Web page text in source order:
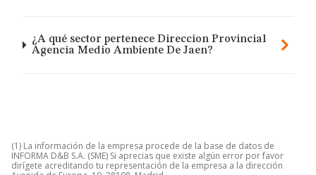
¿A qué sector pertenece Direccion Provincial
Agencia Medio Ambiente De Jaen?
(1) La información de la empresa procede de la base de datos de
INFORMA D&B S.A. (SME) Si aprecias que existe algún error por favor
dirígete acreditando tu representación de la empresa a la dirección